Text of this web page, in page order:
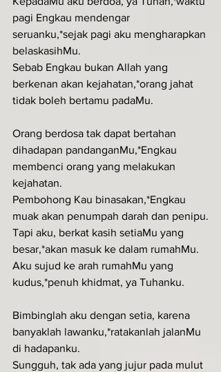
pagi Engkau mendengar
seruanku,*sejak pagi aku mengharapkan
belaskasihMu.
Sebab Engkau bukan Allah yang
berkenan akan kejahatan,*orang jahat
tidak boleh bertamu padaMu.
Orang berdosa tak dapat bertahan
dihadapan pandanganMu,*Engkau
membenci orang yang melakukan
kejahatan.
Pembohong Kau binasakan,*Engkau
muak akan penumpah darah dan penipu.
Tapi aku, berkat kasih setiaMu yang
besar,*akan masuk ke dalam rumahMu.
Aku sujud ke arah rumahMu yang
kudus,*penuh khidmat, ya Tuhanku.
Bimbinglah aku dengan setia, karena
banyaklah lawanku,*ratakanlah jalanMu
di hadapanku.
Sungguh, tak ada yang jujur pada mulut